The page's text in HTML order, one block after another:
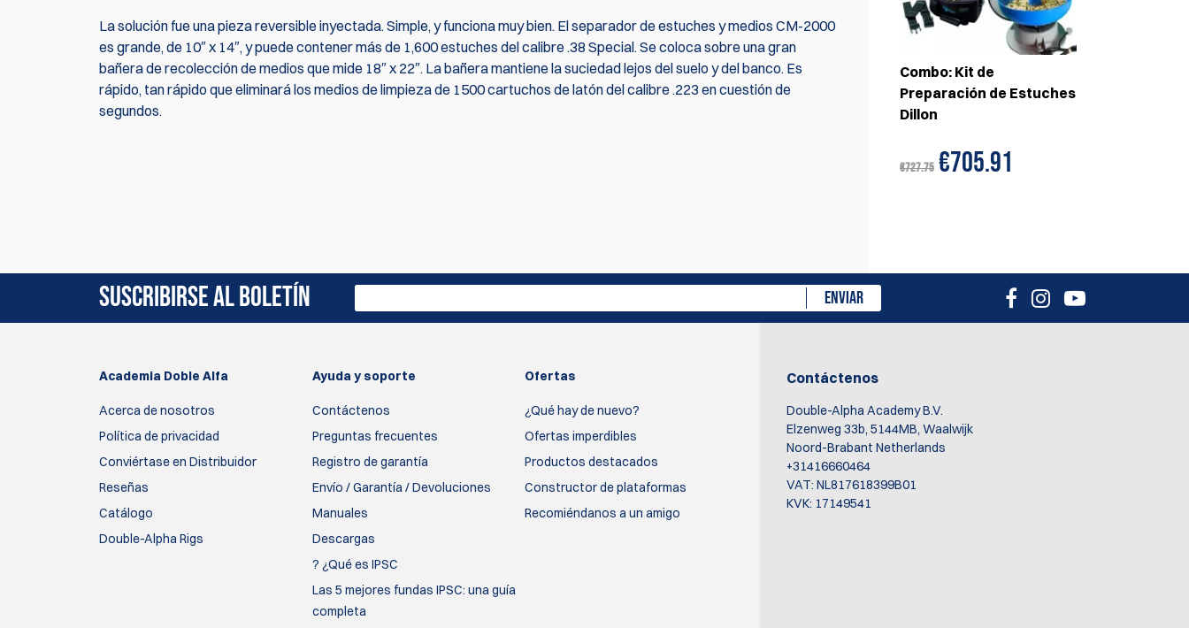
La solución fue una pieza reversible inyectada. Simple, y funciona muy bien. El separador de estuches y medios CM-2000
es grande, de 10″ x 14″, y puede contener más de 1,600 estuches del calibre .38 Special. Se coloca sobre una gran
bañera de recolección de medios que mide 18″ x 22″. La bañera mantiene la suciedad lejos del suelo y del banco. Es
rápido, tan rápido que eliminará los medios de limpieza de 1500 cartuchos de latón del calibre .223 en cuestión de
segundos.
Combo: Kit de
Preparación de Estuches
Dillon
€727.75 €705.91
SUSCRIBIRSE AL BOLETÍN ENVIAR
Academia Doble Alfa
Acerca de nosotros
Política de privacidad
Conviértase en Distribuidor
Reseñas
Catálogo
Double-Alpha Rigs
Ayuda y soporte
Contáctenos
Preguntas frecuentes
Registro de garantía
Envío / Garantía / Devoluciones
Manuales
Descargas
? ¿Qué es IPSC
Las 5 mejores fundas IPSC: una guía
completa
Ofertas
¿Qué hay de nuevo?
Ofertas imperdibles
Productos destacados
Constructor de plataformas
Recomiéndanos a un amigo
Contáctenos
Double-Alpha Academy B.V.
Elzenweg 33b, 5144MB, Waalwijk
Noord-Brabant Netherlands
+31416660464
VAT: NL817618399B01
KVK: 17149541